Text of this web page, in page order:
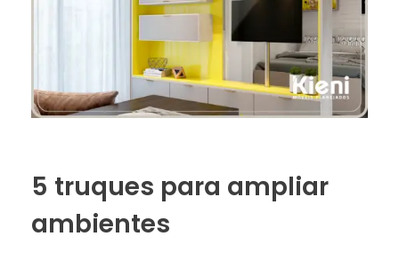
5 truques para ampliar
ambientes